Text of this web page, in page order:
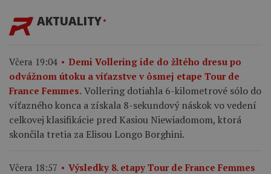
AKTUALITY
Včera 19:04
Demi Vollering ide do žltého dresu po
odvážnom útoku a víťazstve v ôsmej etape Tour de
France Femmes. Vollering dotiahla 6-kilometrové sólo do
víťazného konca a získala 8-sekundový náskok vo vedení
celkovej klasifikácie pred Kasiou Niewiadomom, ktorá
skončila tretia za Elisou Longo Borghini.
Včera 18:57
Výsledky 8. etapy Tour de France Femmes